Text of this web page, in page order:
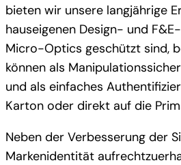
bieten wir unsere langjährige
hauseigenen Design- und
Micro-Optics geschützt sind,
können als
und als einfaches
Karton oder direkt auf die
Neben der Verbesserung der
Markenidentität